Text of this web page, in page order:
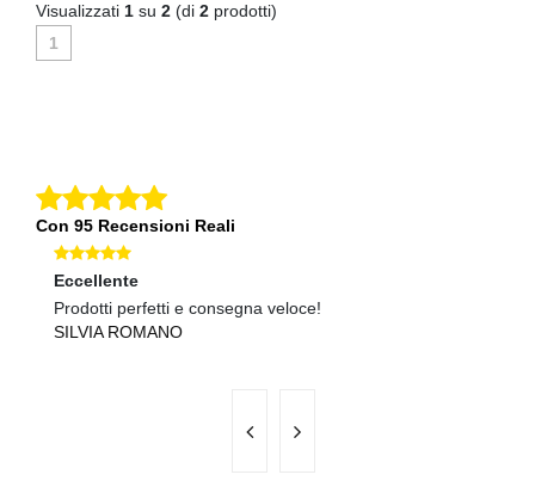
Visualizzati 1 su 2 (di 2 prodotti)
1
Con 95 Recensioni Reali
Eccellente
Prodotti perfetti e consegna veloce!
SILVIA ROMANO